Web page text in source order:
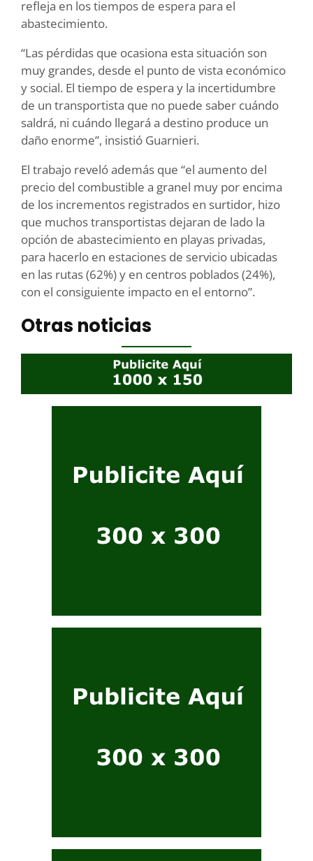
refleja en los tiempos de espera para el
abastecimiento.
“Las pérdidas que ocasiona esta situación son
muy grandes, desde el punto de vista económico
y social. El tiempo de espera y la incertidumbre
de un transportista que no puede saber cuándo
saldrá, ni cuándo llegará a destino produce un
daño enorme”, insistió Guarnieri.
El trabajo reveló además que “el aumento del
precio del combustible a granel muy por encima
de los incrementos registrados en surtidor, hizo
que muchos transportistas dejaran de lado la
opción de abastecimiento en playas privadas,
para hacerlo en estaciones de servicio ubicadas
en las rutas (62%) y en centros poblados (24%),
con el consiguiente impacto en el entorno”.
Otras noticias